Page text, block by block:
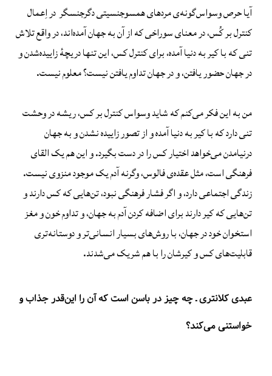
آیا حرص وسواس‌گونه‌ی مردهای همسوجنسیتی دگرجنسگر در اِعمال
کنترل بر کُس، در معنای سوراخی که از آن به جهان آمده‌اند، در واقع تلاش
تنی که با کیر به دنیا آمده، برای کنترل کس، این تنها دریچهٔ زاییده‌شدن‌ و
در جهان حضور یافتن، و در جهان تداوم یافتن نیست؟ معلوم نیست.
من به این فکر می‌کنم که شاید وسواس کنترل بر کس، ریشه‌ در وحشت
تنی دارد که با کیر به دنیا آمده و از تصور زاییده نشدن و به جهان
درنیامدن می‌خواهد اختیار کس را در دست بگیرد. و این هم یک القای
فرهنگی است، مثل عقده‌ی فالوس، وگرنه آدم‌ یک موجود منزوی نیست.
زندگی اجتماعی دارد، و اگر فشار فرهنگی نبود، تن‌هایی که کس دارند و
تن‌هایی که کیر دارند برای اضافه کردن آدم به جهان، و تداوم خون و مغز
استخوان خود در جهان، با روش‌های بسیار انسانی‌تر و دوستانه‌تری
قابلیت‌های کس و کیرشان را با هم شریک می‌شدند.
عبدی کلانتری ـ چه چیز در باسن است که آن را این‌قدر جذاب و
خواستنی می‌کند؟